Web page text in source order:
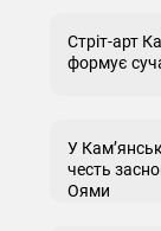
Стріт-арт
формує
У
честь
Оями